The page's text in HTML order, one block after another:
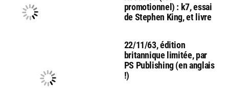
promotionnel) : k7, essai
de Stephen King, et livre
22/11/63, édition
britannique limitée, par
PS Publishing (en anglais
!)